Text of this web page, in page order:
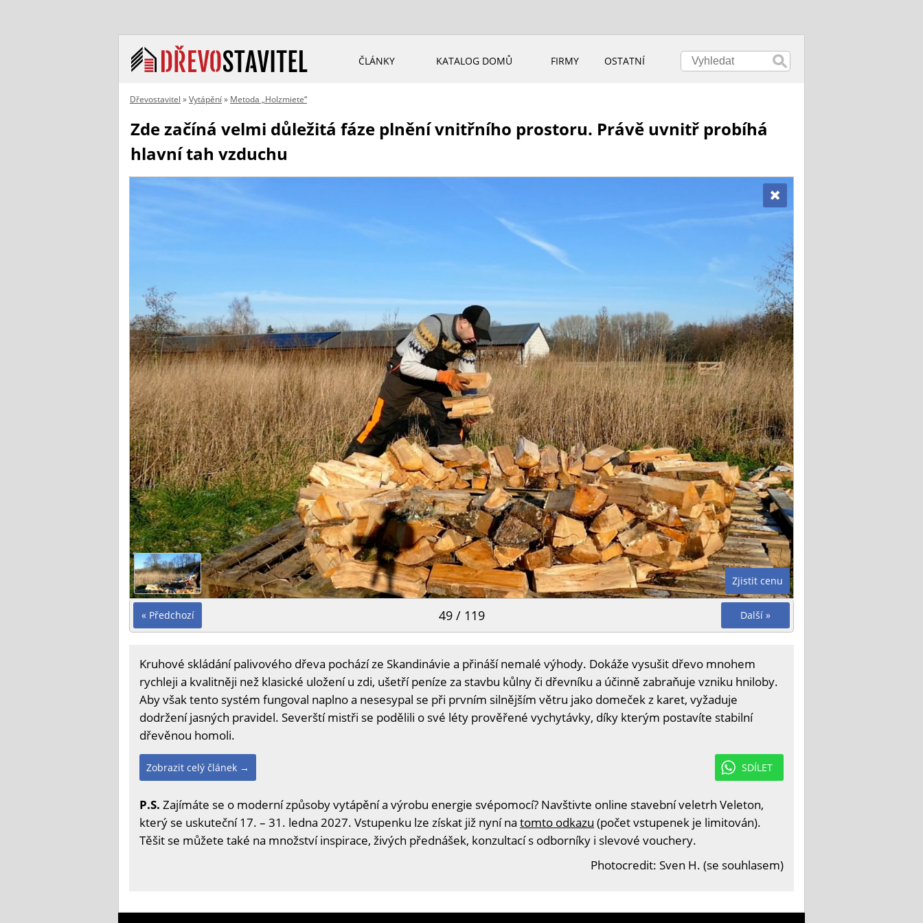
ČLÁNKY KATALOG DOMŮ FIRMY OSTATNÍ
Dřevostavitel »Vytápění» Metoda „Holzmiete“
Zde začíná velmi důležitá fáze plnění vnitřního prostoru. Právě uvnitř probíhá
hlavní tah vzduchu
Zjistit cenu
« Předchozí Další »
49 / 119
Kruhové skládání palivového dřeva pochází ze Skandinávie a přináší nemalé výhody. Dokáže vysušit dřevo mnohem
rychleji a kvalitněji než klasické uložení u zdi, ušetří peníze za stavbu kůlny či dřevníku a účinně zabraňuje vzniku hniloby.
Aby však tento systém fungoval naplno a nesesypal se při prvním silnějším větru jako domeček z karet, vyžaduje
dodržení jasných pravidel. Severští mistři se podělili o své léty prověřené vychytávky, díky kterým postavíte stabilní
dřevěnou homoli.
SDÍLET
Zobrazit celý článek →
P.S. Zajímáte se o moderní způsoby vytápění a výrobu energie svépomocí? Navštivte online stavební veletrh Veleton,
který se uskuteční 17. – 31. ledna 2027. Vstupenku lze získat již nyní na tomto odkazu (počet vstupenek je limitován).
Těšit se můžete také na množství inspirace, živých přednášek, konzultací s odborníky i slevové vouchery.
Photocredit: Sven H. (se souhlasem)